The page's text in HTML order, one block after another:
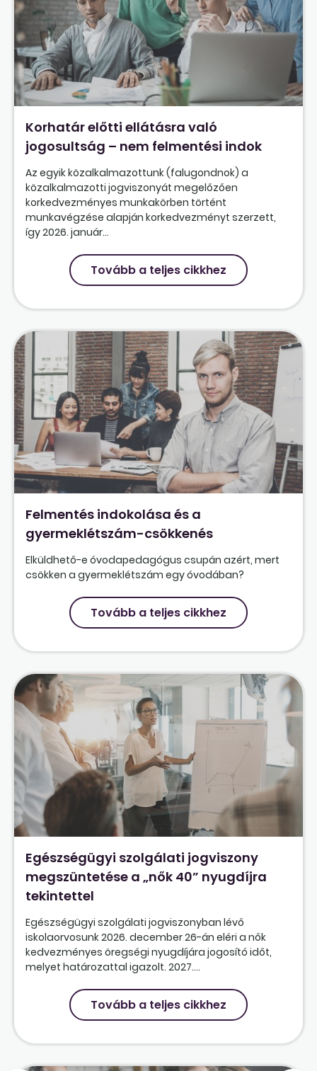
Korhatár előtti ellátásra való
jogosultság – nem felmentési indok
Az egyik közalkalmazottunk (falugondnok) a
közalkalmazotti jogviszonyát megelőzően
korkedvezményes munkakörben történt
munkavégzése alapján korkedvezményt szerzett,
így 2026. január...
Tovább a teljes cikkhez
Felmentés indokolása és a
gyermeklétszám-csökkenés
Elküldhető-e óvodapedagógus csupán azért, mert
csökken a gyermeklétszám egy óvodában?
Tovább a teljes cikkhez
Egészségügyi szolgálati jogviszony
megszüntetése a „nők 40” nyugdíjra
tekintettel
Egészségügyi szolgálati jogviszonyban lévő
iskolaorvosunk 2026. december 26-án eléri a nők
kedvezményes öregségi nyugdíjára jogosító időt,
melyet határozattal igazolt. 2027....
Tovább a teljes cikkhez